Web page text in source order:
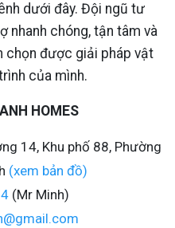
dưới đây. Đội ngũ tư
nhanh chóng, tận tâm và
chọn được giải pháp vật
của mình.
HOMES
14, Khu phố 88, Phường
(xem bản đồ)
(Mr Minh)